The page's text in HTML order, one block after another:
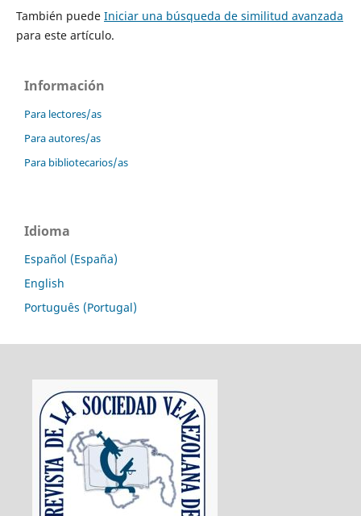
También puede Iniciar una búsqueda de similitud avanzada
para este artículo.
Información
Para lectores/as
Para autores/as
Para bibliotecarios/as
Idioma
Español (España)
English
Português (Portugal)